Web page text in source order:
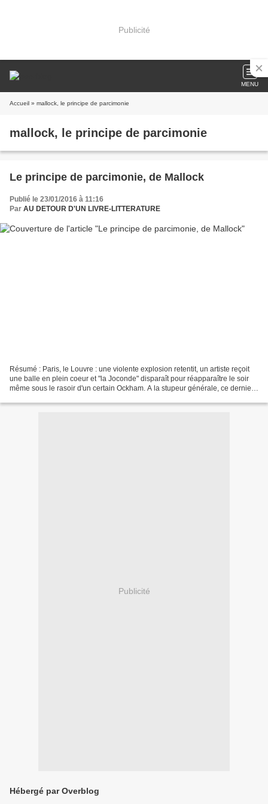
Publicité
MENU
Accueil » mallock, le principe de parcimonie
mallock, le principe de parcimonie
Le principe de parcimonie, de Mallock
Publié le 23/01/2016 à 11:16
Par AU DETOUR D'UN LIVRE-LITTERATURE
Résumé : Paris, le Louvre : une violente explosion retentit, un artiste reçoit
une balle en plein coeur et "la Joconde" disparaît pour réapparaître le soir
même sous le rasoir d'un certain Ockham. A la stupeur générale, ce dernier
Publicité
Hébergé par Overblog